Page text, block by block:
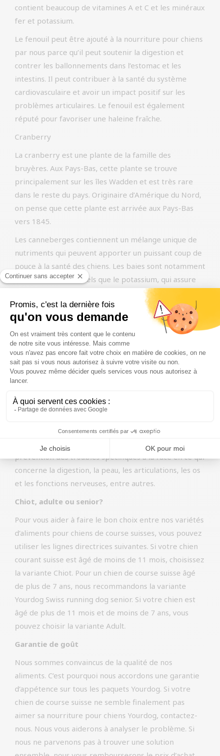
contient beaucoup de vitamines A et C et les minéraux
fer et potassium.
Le fenouil peut être ajouté à la nourriture pour chiens
par nous parce qu’il peut soutenir la digestion et
contrer les ballonnements dans l’estomac et les
intestins. Il peut contribuer à la santé du système
cardiovasculaire et avoir un impact positif sur les
problèmes articulaires. Le fenouil est également
réputé pour favoriser une haleine fraîche.
Cranberry
La cranberry est une plante de la famille des
bruyères. Aux Pays-Bas, cette plante se trouve
principalement sur les îles Wadden et est très rare
dans le reste du pays. Originaire d’Amérique du Nord,
on pense que cette plante est arrivée aux Pays-Bas
vers 1845.
Les canneberges contiennent un mélange unique de
nutriments qui peuvent apporter un puissant coup de
pouce à la santé des chiens. Les baies sont notamment
riches en minéraux tels que le potassium, qui assure
des niveaux sains de fluides vitaux dans le corps. Ces
baies contiennent également des vitamines A, B et C
ainsi que des antioxydants qui soutiennent le système
immunitaire. La vitamine C rend l’urine plus acide, ce
qui rend l’environnement de la vessie moins attrayant
pour les bactéries. L’ajout de canneberges peut
également avoir des effets anti-douleur et anti-
inflammatoires. Les fibres saines contenues dans les
canneberges ont un effet bénéfique sur la digestion et
procurent une sensation de satiété plus longue.
La canneberge est ajoutée à nos aliments pour chiens
parce qu’elle pourrait contribuer positivement à la
prévention des troubles spécifiques à la race en ce qui
concerne la digestion, la peau, les articulations, les os
et les fonctions nerveuses, entre autres.
Chiot, adulte ou senior?
Pour vous aider à faire le bon choix entre nos variétés
d’aliments pour chiens de course suisses, vous pouvez
utiliser les lignes directrices suivantes. Si votre chien
courant suisse est âgé de moins de 11 mois, choisissez
la variante Chiot. Pour un chien de course suisse âgé
de plus de 7 ans, nous recommandons la variante
Yourdog Swiss running dog senior. Si votre chien est
âgé de plus de 11 mois et de moins de 7 ans, vous
pouvez choisir la variante Adult.
Garantie de goût
Nous sommes convaincus de la qualité de nos
aliments. C’est pourquoi nous accordons une garantie
d’appétence sur tous les paquets Yourdog. Si votre
chien de course suisse ne semble finalement pas
aimer sa nourriture pour chiens Yourdog, contactez-
nous. Nous vous aiderons à analyser le problème. Si
nous ne parvenons pas à trouver une solution